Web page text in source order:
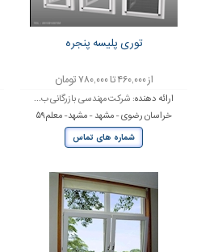
توری پلیسه پنجره
از ۴۶۰,۰۰۰ تا ۷۸۰,۰۰۰ تومان
ارائه دهنده: شرکت مهندسی بازرگانی ب...
خراسان رضوی - مشهد - مشهد- معلم۵۹
شماره های تماس